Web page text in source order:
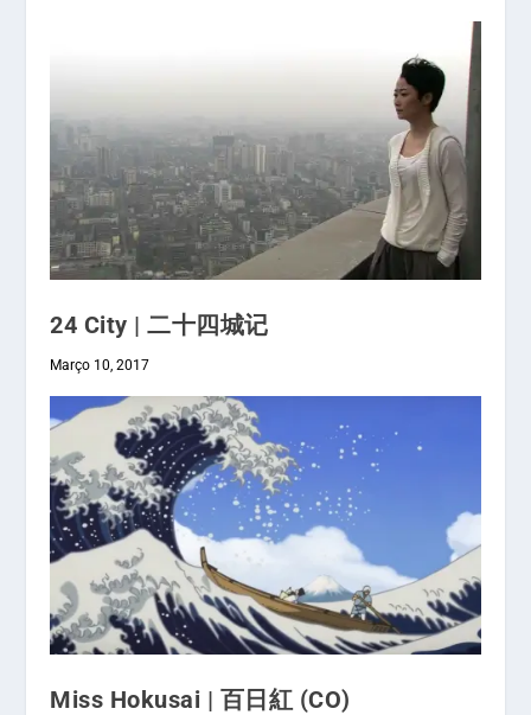
24 City | 二十四城记
Março 10, 2017
Miss Hokusai | 百日紅 (CO)